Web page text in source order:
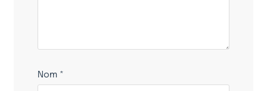
Nom *